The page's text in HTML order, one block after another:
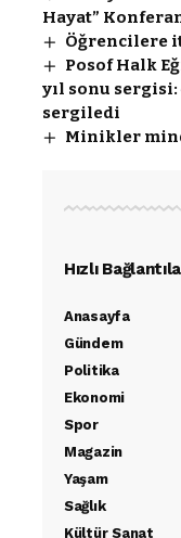
Hayat”
Öğrencilere
Posof Halk
yıl sonu
sergiledi
Minikler
Hızlı
Anasayfa
Gündem
Politika
Ekonomi
Spor
Magazin
Yaşam
Sağlık
Kültür Sanat